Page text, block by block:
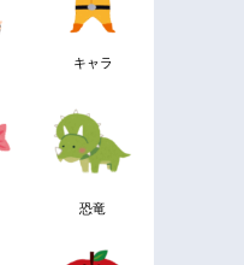
キャラ
恐竜